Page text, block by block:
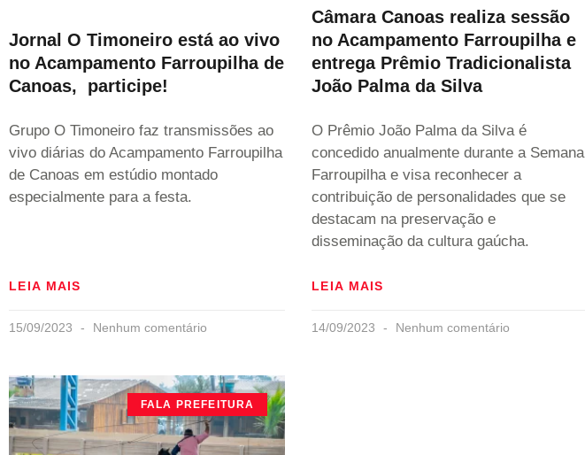
Jornal O Timoneiro está ao vivo
no Acampamento Farroupilha de
Canoas, participe!
Grupo O Timoneiro faz transmissões ao
vivo diárias do Acampamento Farroupilha
de Canoas em estúdio montado
especialmente para a festa.
LEIA MAIS
15/09/2023 Nenhum comentário
Câmara Canoas realiza sessão
no Acampamento Farroupilha e
entrega Prêmio Tradicionalista
João Palma da Silva
O Prêmio João Palma da Silva é
concedido anualmente durante a Semana
Farroupilha e visa reconhecer a
contribuição de personalidades que se
destacam na preservação e
disseminação da cultura gaúcha.
LEIA MAIS
14/09/2023 Nenhum comentário
FALA PREFEITURA